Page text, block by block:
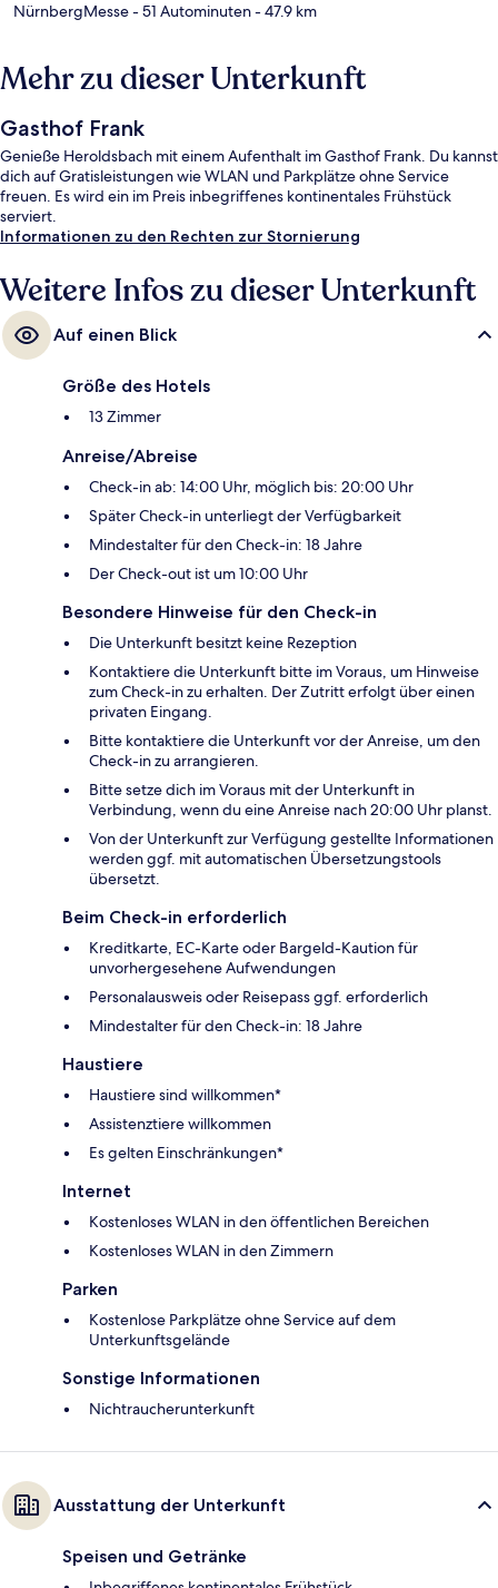
NürnbergMesse- 51 Autominuten- 47.9 km
Mehr zu dieser Unterkunft
Gasthof Frank
Genieße Heroldsbach mit einem Aufenthalt im Gasthof Frank. Du kannst
dich auf Gratisleistungen wie WLAN und Parkplätze ohne Service
freuen. Es wird ein im Preis inbegriffenes kontinentales Frühstück
serviert.
Informationen zu den Rechten zur Stornierung
Weitere Infos zu dieser Unterkunft
Auf einen Blick
Größe des Hotels
13 Zimmer
Anreise/Abreise
Check-in ab: 14:00 Uhr, möglich bis: 20:00 Uhr
Später Check-in unterliegt der Verfügbarkeit
Mindestalter für den Check-in: 18 Jahre
Der Check-out ist um 10:00 Uhr
Besondere Hinweise für den Check-in
Die Unterkunft besitzt keine Rezeption
Kontaktiere die Unterkunft bitte im Voraus, um Hinweise
zum Check-in zu erhalten. Der Zutritt erfolgt über einen
privaten Eingang.
Bitte kontaktiere die Unterkunft vor der Anreise, um den
Check-in zu arrangieren.
Bitte setze dich im Voraus mit der Unterkunft in
Verbindung, wenn du eine Anreise nach 20:00 Uhr planst.
Von der Unterkunft zur Verfügung gestellte Informationen
werden ggf. mit automatischen Übersetzungstools
übersetzt.
Beim Check-in erforderlich
Kreditkarte, EC-Karte oder Bargeld-Kaution für
unvorhergesehene Aufwendungen
Personalausweis oder Reisepass ggf. erforderlich
Mindestalter für den Check-in: 18 Jahre
Haustiere
Haustiere sind willkommen*
Assistenztiere willkommen
Es gelten Einschränkungen*
Internet
Kostenloses WLAN in den öffentlichen Bereichen
Kostenloses WLAN in den Zimmern
Parken
Kostenlose Parkplätze ohne Service auf dem
Unterkunftsgelände
Sonstige Informationen
Nichtraucherunterkunft
Ausstattung der Unterkunft
Speisen und Getränke